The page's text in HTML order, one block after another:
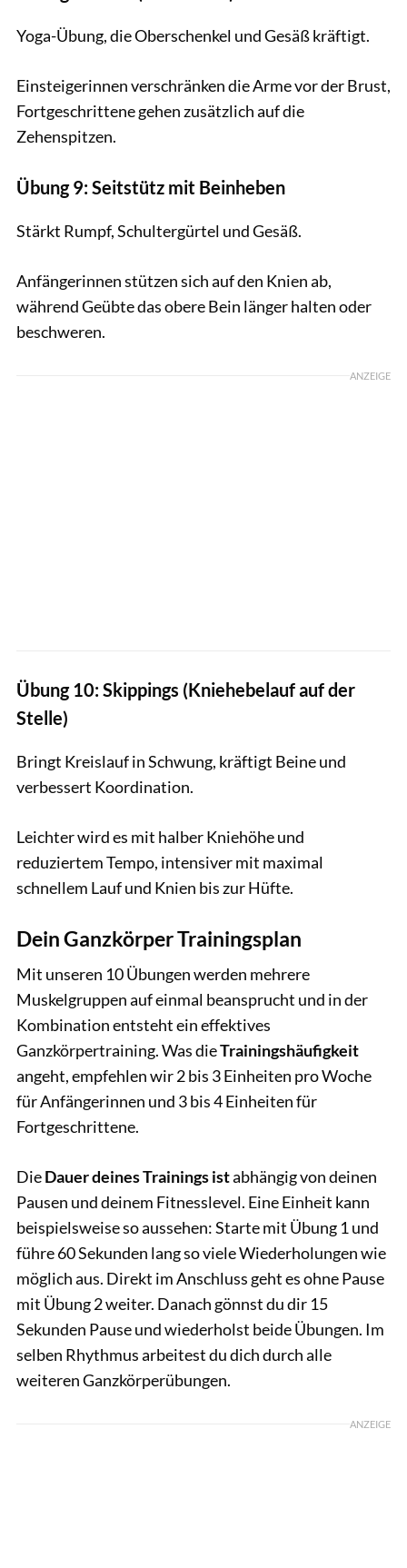
Yoga-Übung, die Oberschenkel und Gesäß kräftigt.
Einsteigerinnen verschränken die Arme vor der Brust,
Fortgeschrittene gehen zusätzlich auf die
Zehenspitzen.
Übung 9: Seitstütz mit Beinheben
Stärkt Rumpf, Schultergürtel und Gesäß.
Anfängerinnen stützen sich auf den Knien ab,
während Geübte das obere Bein länger halten oder
beschweren.
ANZEIGE
Übung 10: Skippings (Kniehebelauf auf der
Stelle)
Bringt Kreislauf in Schwung, kräftigt Beine und
verbessert Koordination.
Leichter wird es mit halber Kniehöhe und
reduziertem Tempo, intensiver mit maximal
schnellem Lauf und Knien bis zur Hüfte.
Dein Ganzkörper Trainingsplan
Mit unseren 10 Übungen werden mehrere
Muskelgruppen auf einmal beansprucht und in der
Kombination entsteht ein effektives
Ganzkörpertraining. Was dieTrainingshäufigkeit
angeht, empfehlen wir 2 bis 3 Einheiten pro Woche
für Anfängerinnen und 3 bis 4 Einheiten für
Fortgeschrittene.
DieDauer deines Trainings istabhängig von deinen
Pausen und deinem Fitnesslevel. Eine Einheit kann
beispielsweise so aussehen: Starte mit Übung 1 und
führe 60 Sekunden lang so viele Wiederholungen wie
möglich aus. Direkt im Anschluss geht es ohne Pause
mit Übung 2 weiter. Danach gönnst du dir 15
Sekunden Pause und wiederholst beide Übungen. Im
selben Rhythmus arbeitest du dich durch alle
weiteren Ganzkörperübungen.
ANZEIGE